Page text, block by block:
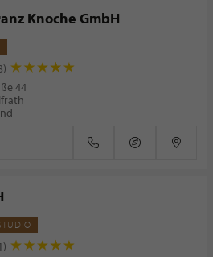
Knoche GmbH
44